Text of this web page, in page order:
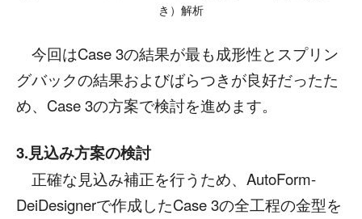
き）解析
今回はCase 3の結果が最も成形性とスプリン
グバックの結果およびばらつきが良好だったた
め、Case 3の方案で検討を進めます。
3.見込み方案の検討
正確な見込み補正を行うため、AutoForm-
DeiDesignerで作成したCase 3の全工程の金型を